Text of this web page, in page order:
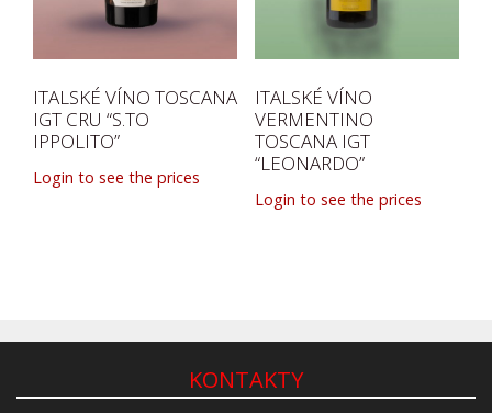
ITALSKÉ VÍNO TOSCANA
IGT CRU “S.TO
IPPOLITO”
Login to see the prices
ITALSKÉ VÍNO
VERMENTINO
TOSCANA IGT
“LEONARDO”
Login to see the prices
KONTAKTY